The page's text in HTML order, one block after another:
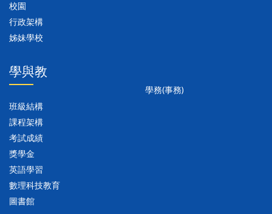
校園
行政架構
姊妹學校
學與教
班級結構
課程架構
考試成績
獎學金
英語學習
數理科技教育
圖書館
學務(事務)